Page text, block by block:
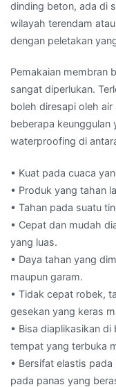
dinding beton, ada di
wilayah terendam
dengan peletakan
Pemakaian membran
sangat diperlukan.
boleh diresapi oleh air
beberapa keunggulan
waterproofing di
• Kuat pada cuaca
• Produk yang tahan
• Tahan pada suatu
• Cepat dan mudah
yang luas.
• Daya tahan yang
maupun garam.
• Tidak cepat robek,
gesekan yang keras
• Bisa diaplikasikan
tempat yang terbuka
• Bersifat elastis
pada panas yang